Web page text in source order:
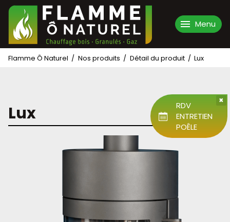
Menu
Accueil
Nos produits
Flamme Ô Naturel Nos produits Détail du produit Lux
Lux
RDV
ENTRETIEN
POÊLE
×